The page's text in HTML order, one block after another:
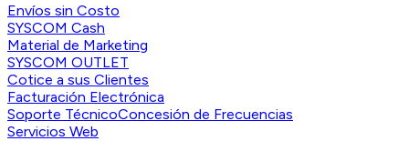
Envíos sin Costo
SYSCOM Cash
Material de Marketing
SYSCOM OUTLET
Cotice a sus Clientes
Facturación Electrónica
Soporte TécnicoConcesión de Frecuencias
Servicios Web